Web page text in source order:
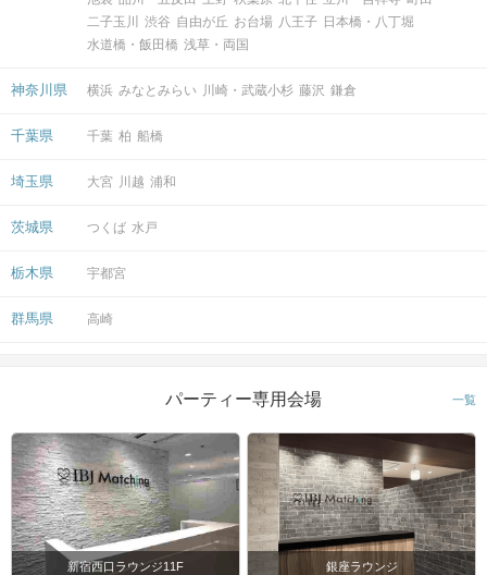
マッチングした方同士お話できるように
スタッフがお席までご案内します！
そのままお出かけされる方も多いです♪
アクセス
マップ・アクセス案内を見る
二子玉川
渋谷 自由が丘 お台場 八王子 日本橋・八丁堀
水道橋・飯田橋 浅草・両国
神奈川県 横浜 みなとみらい 川崎・武蔵小杉 藤沢 鎌倉
千葉県 千葉 柏 船橋
埼玉県 大宮 川越 浦和
茨城県 つくば 水戸
栃木県 宇都宮
群馬県 高崎
パーティー専用会場 一覧
新宿西口ラウンジ11F 銀座ラウンジ